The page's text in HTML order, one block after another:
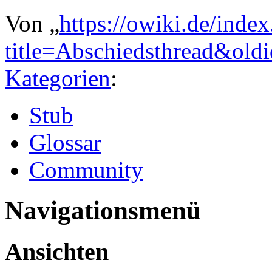
Von „https://owiki.de/
Kategorien:
Stub
Glossar
Community
Navigationsmenü
Ansichten